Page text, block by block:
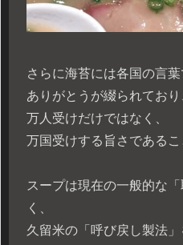
さらに海苔には各国の言
ありがとうが綴られており
万人受けだけではなく、
万国受けする旨さであるこ
スープは現在の一般的な
く、
久留米の「呼び戻し製法」